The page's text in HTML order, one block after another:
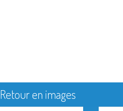
Retour en images